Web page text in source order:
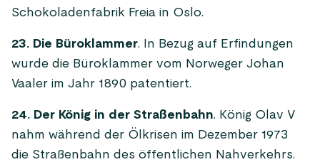
Schokoladenfabrik Freia in Oslo.
23. Die Büroklammer. In Bezug auf Erfindungen
wurde die Büroklammer vom Norweger Johan
Vaaler im Jahr 1890 patentiert.
24. Der König in der Straßenbahn. König Olav V
nahm während der Ölkrisen im Dezember 1973
die Straßenbahn des öffentlichen Nahverkehrs.